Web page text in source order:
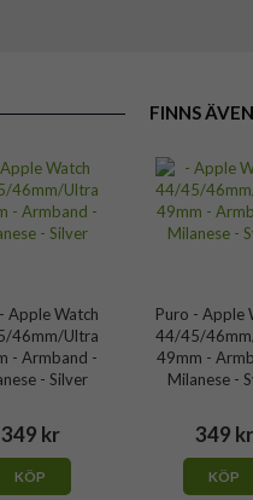
FINNS
Apple Watch
46mm/Ultra
- Armband -
- Silver
349 kr
KÖP
Puro - Apple
44/45/
49mm -
Milanese -
349 kr
KÖP